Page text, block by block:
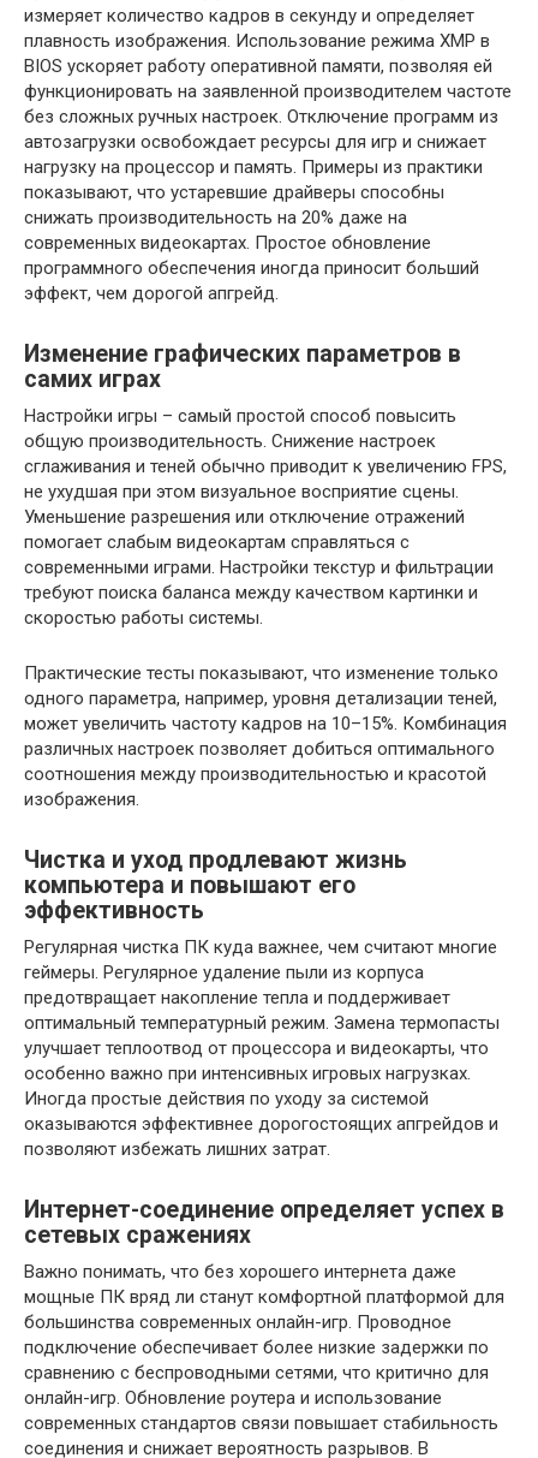
измеряет количество кадров в секунду и определяет
плавность изображения. Использование режима XMP в
BIOS ускоряет работу оперативной памяти, позволяя ей
функционировать на заявленной производителем частоте
без сложных ручных настроек. Отключение программ из
автозагрузки освобождает ресурсы для игр и снижает
нагрузку на процессор и память. Примеры из практики
показывают, что устаревшие драйверы способны
снижать производительность на 20% даже на
современных видеокартах. Простое обновление
программного обеспечения иногда приносит больший
эффект, чем дорогой апгрейд.
Изменение графических параметров в
самих играх
Настройки игры – самый простой способ повысить
общую производительность. Снижение настроек
сглаживания и теней обычно приводит к увеличению FPS,
не ухудшая при этом визуальное восприятие сцены.
Уменьшение разрешения или отключение отражений
помогает слабым видеокартам справляться с
современными играми. Настройки текстур и фильтрации
требуют поиска баланса между качеством картинки и
скоростью работы системы.
Практические тесты показывают, что изменение только
одного параметра, например, уровня детализации теней,
может увеличить частоту кадров на 10–15%. Комбинация
различных настроек позволяет добиться оптимального
соотношения между производительностью и красотой
изображения.
Чистка и уход продлевают жизнь
компьютера и повышают его
эффективность
Регулярная чистка ПК куда важнее, чем считают многие
геймеры. Регулярное удаление пыли из корпуса
предотвращает накопление тепла и поддерживает
оптимальный температурный режим. Замена термопасты
улучшает теплоотвод от процессора и видеокарты, что
особенно важно при интенсивных игровых нагрузках.
Иногда простые действия по уходу за системой
оказываются эффективнее дорогостоящих апгрейдов и
позволяют избежать лишних затрат.
Интернет-соединение определяет успех в
сетевых сражениях
Важно понимать, что без хорошего интернета даже
мощные ПК вряд ли станут комфортной платформой для
большинства современных онлайн-игр. Проводное
подключение обеспечивает более низкие задержки по
сравнению с беспроводными сетями, что критично для
онлайн-игр. Обновление роутера и использование
современных стандартов связи повышает стабильность
соединения и снижает вероятность разрывов. В